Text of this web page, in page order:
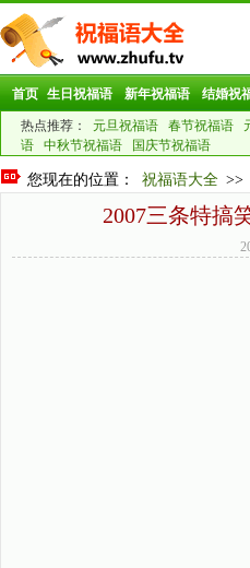
首页 生日祝福语 新年祝福语 结婚祝
热点推荐： 元旦祝福语 春节祝福语
语
中秋节祝福语 国庆节祝福语
您现在的位置： 祝福语大全 >>
2007三条特搞